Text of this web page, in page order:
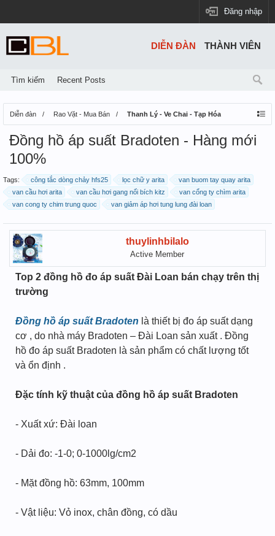
Đăng nhập
Diễn đàn Rao Vặt - Mua Bán Thanh Lý - Ve Chai - Tạp Hóa
Đồng hồ áp suất Bradoten - Hàng mới
100%
Tags: công tắc dòng chảy hfs25 lọc chữ y arita
van buom tay quay arita
van cầu hơi arita
van cầu hơi gang nối bích kitz
van cổng ty chìm arita
van cong ty chim trung quoc
van giảm áp hơi tung lung đài loan
thuylinhbilalo
Active Member
Top 2 đồng hồ đo áp suất Đài Loan bán chạy trên thị
trường
Đồng hồ áp suất Bradoten là thiết bị đo áp suất dạng
cơ , do nhà máy Bradoten – Đài Loan sản xuất . Đồng
hồ đo áp suất Bradoten là sản phẩm có chất lượng tốt
và ổn định .
Đặc tính kỹ thuật của đồng hồ áp suất Bradoten
- Xuất xứ: Đài loan
- Dải đo: -1-0; 0-1000lg/cm2
- Mặt đồng hồ: 63mm, 100mm
- Vật liệu: Vỏ inox, chân đồng, có dầu
DIỄN ĐÀN
Tìm kiếm Recent Posts
THÀNH VIÊN